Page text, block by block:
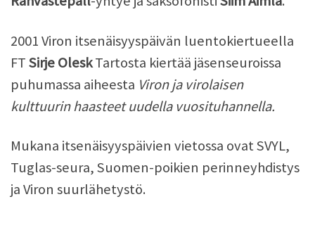
2001 Viron itsenäisyyspäivän luentokiertueella
FTSirje OleskTartosta kiertää jäsenseuroissa
puhumassa aiheesta Viron ja virolaisen
kulttuurin haasteet uudella vuosituhannella.
Mukana itsenäisyyspäivien vietossa ovat SVYL,
Tuglas-seura, Suomen-poikien perinneyhdistys
ja Viron suurlähetystö.